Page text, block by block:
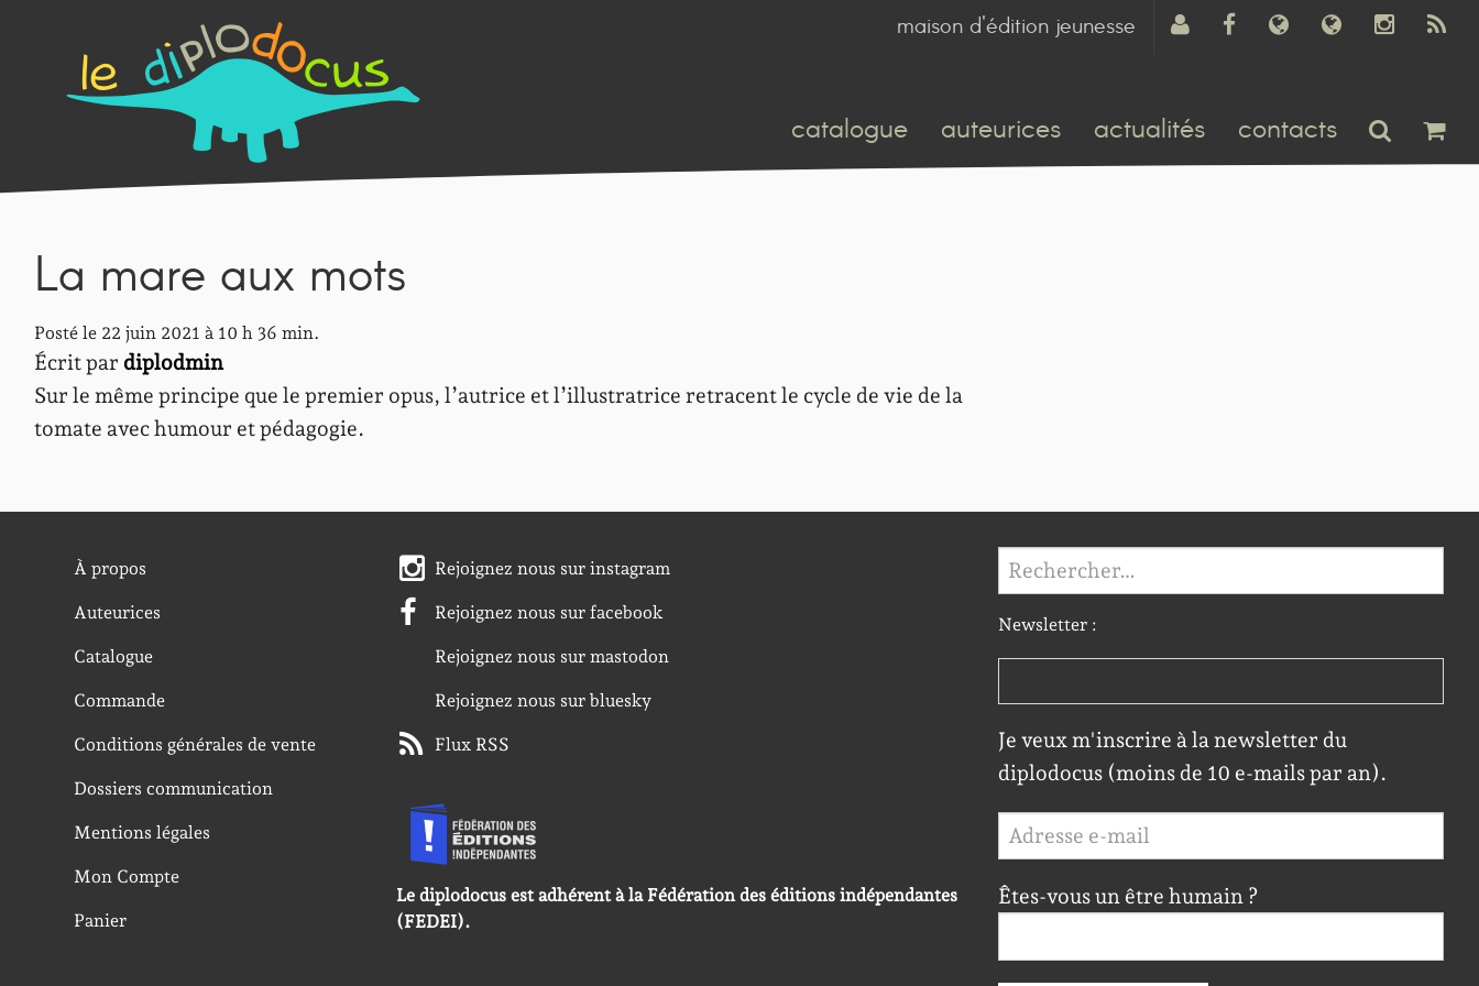
maison d'édition jeunesse
catalogue auteurices actualités contacts
La mare aux mots
Posté le 22 juin 2021 à 10 h 36 min.
Écrit par diplodmin
Sur le même principe que le premier opus, l’autrice et l’illustratrice retracent le cycle de vie de la
tomate avec humour et pédagogie.
À propos
Auteurices
Catalogue
Commande
Conditions générales de vente
Dossiers communication
Mentions légales
Mon Compte
Panier
Rejoignez nous sur instagram
Rejoignez nous sur facebook
Rejoignez nous sur mastodon
Rejoignez nous sur bluesky
Flux RSS
Le diplodocus est adhérent à la Fédération des éditions indépendantes
(FEDEI).
Rechercher :
Newsletter :
Je veux m'inscrire à la newsletter du
diplodocus (moins de 10 e-mails par an).
Êtes-vous un être humain ?